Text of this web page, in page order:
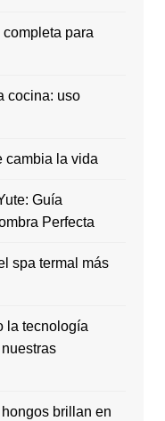
para
cocina: uso
cambia la vida
Guía
Perfecta
spa termal más
la tecnología
brillan en